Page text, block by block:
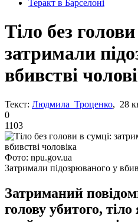
Теракт в Барселоні
Тіло без
затримали
вбивстві
Текст: Людмила Троценко, 28
0
1103
Фото: npu.gov.ua
Затримали підозрюваного у
Затриманий
голову убитого, тіло